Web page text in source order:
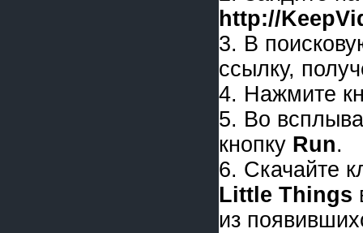
http://
3. В
ссылку,
4. Нажмите
5. Во
кнопку Run.
6. Скачайте
Little Things
из